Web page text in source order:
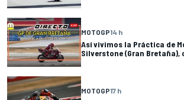
MOTOGP14 h
Así vivimos la Práctica de
Silverstone (Gran Bretaña),
MOTOGP17 h